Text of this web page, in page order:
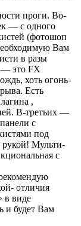
проги. Во-
— с одного
(фотошоп
Вам
в разы
— это FX
хоть огонь-
Есть
,
В-третьих —
с
под
рукой! Мульти-
с
отличия
в виде
и будет Вам